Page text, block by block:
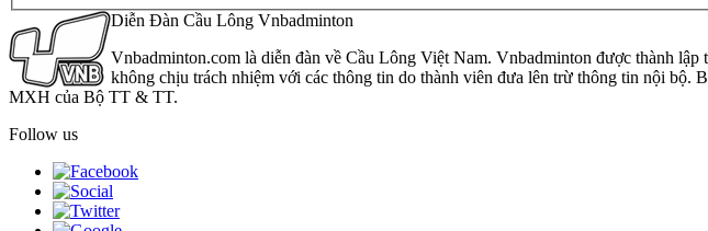
Diễn Đàn Cầu Lông Vnbadminton
Vnbadminton.com là diễn đàn về Cầu Lông Việt Nam. Vnbadminton được thành
không chịu trách nhiệm với các thông tin do thành viên đưa lên trừ thông tin nội bộ.
MXH của Bộ TT & TT.
Follow us